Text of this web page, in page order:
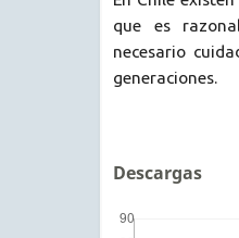
que es
necesario
generaciones.
Descargas